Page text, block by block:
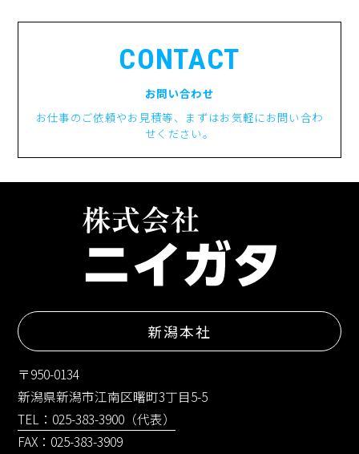
CONTACT
お問い合わせ
お仕事のご依頼やお見積等、まずはお気軽にお問い合わ
せください。
新潟本社
〒950-0134
新潟県新潟市江南区曙町3丁目5-5
TEL：025-383-3900（代表）
FAX：025-383-3909